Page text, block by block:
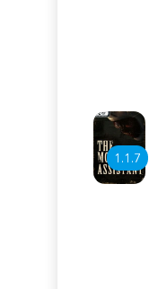
1.1.7